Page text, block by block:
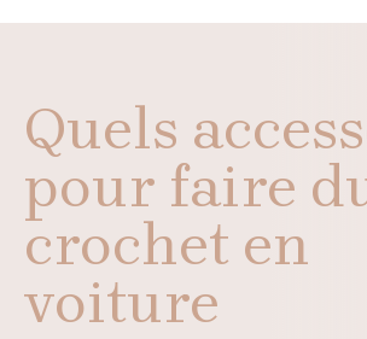
Quels
pour faire
crochet en
voiture